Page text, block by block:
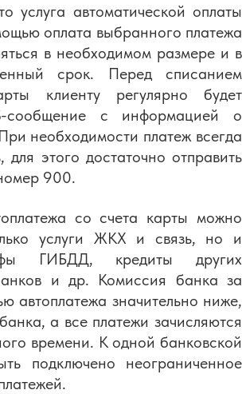
услуга автоматической оплаты
оплата выбранного платежа
в необходимом размере и в
срок. Перед списанием
клиенту регулярно будет
сообщение с информацией о
необходимости платеж всегда
для этого достаточно отправить
900.
со счета карты можно
услуги ЖКХ и связь, но и
ГИБДД, кредиты других
и др. Комиссия банка за
автоплатежа значительно ниже,
а все платежи зачисляются
времени. К одной банковской
подключено неограниченное